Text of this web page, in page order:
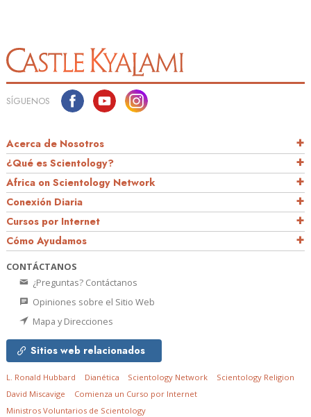
SÍGUENOS
Acerca de Nosotros
¿Qué es Scientology?
Africa on Scientology Network
Conexión Diaria
Cursos por Internet
Cómo Ayudamos
CONTÁCTANOS
¿Preguntas? Contáctanos
Opiniones sobre el Sitio Web
Mapa y Direcciones
Sitios web relacionados
L. Ronald Hubbard Dianética Scientology Network
Scientology Religion
David Miscavige
Comienza un Curso por Internet
Ministros Voluntarios de Scientology